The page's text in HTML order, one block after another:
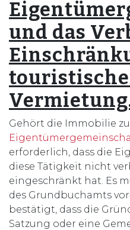
und das
Gehört die Immobilie
erforderlich, dass die
diese Tätigkeit nicht
eingeschränkt hat. Es
des Grundbuchamts
bestätigt, dass die
Satzung oder eine